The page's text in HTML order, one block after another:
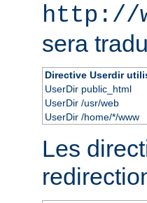
http://
sera
Directive Userdir
UserDir public_html
UserDir /usr/web
UserDir /home/*/www
Les